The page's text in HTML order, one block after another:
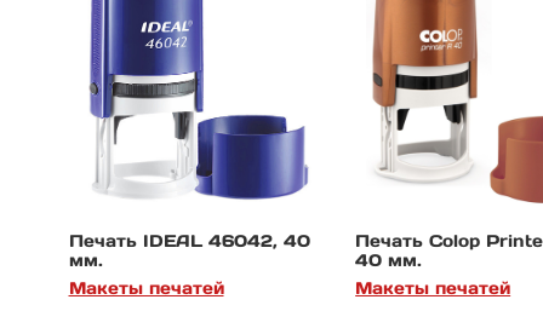
Печать IDEAL 46042, 40
мм.
Макеты печатей
Печать Colop
40 мм.
Макеты печатей